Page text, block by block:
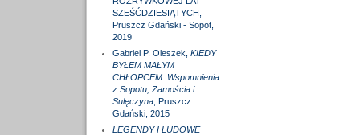
SZEŚĆDZIESIĄTYCH,
Pruszcz Gdański - Sopot,
2019
Gabriel P. Oleszek, KIEDY
BYŁEM MAŁYM
CHŁOPCEM. Wspomnienia
z Sopotu, Zamościa i
Sulęczyna, Pruszcz
Gdański, 2015
LEGENDY I LUDOWE